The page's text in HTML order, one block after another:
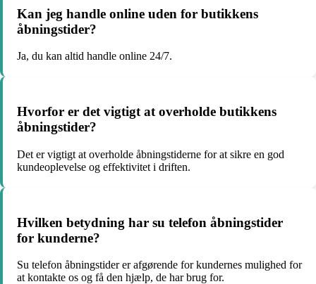
Kan jeg handle online uden for butikkens
åbningstider?
Ja, du kan altid handle online 24/7.
Hvorfor er det vigtigt at overholde butikkens
åbningstider?
Det er vigtigt at overholde åbningstiderne for at sikre en god
kundeoplevelse og effektivitet i driften.
Hvilken betydning har su telefon åbningstider
for kunderne?
Su telefon åbningstider er afgørende for kundernes mulighed for
at kontakte os og få den hjælp, de har brug for.